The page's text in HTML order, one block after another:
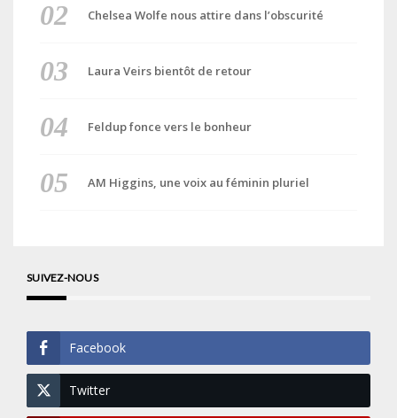
Chelsea Wolfe nous attire dans l’obscurité
Laura Veirs bientôt de retour
Feldup fonce vers le bonheur
AM Higgins, une voix au féminin pluriel
SUIVEZ-NOUS
Facebook
Twitter